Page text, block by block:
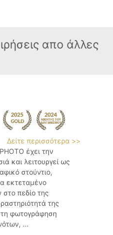
απο άλλες
Δείτε περισσότερα >>
έχει την
και λειτουργεί ως
στούντιο,
εκτεταμένο
πεδίο της
της
φωτογράφηση
...